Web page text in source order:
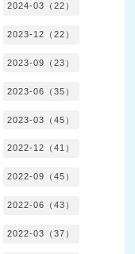
2024-03（22）
2023-12（22）
2023-09（23）
2023-06（35）
2023-03（45）
2022-12（41）
2022-09（45）
2022-06（43）
2022-03（37）